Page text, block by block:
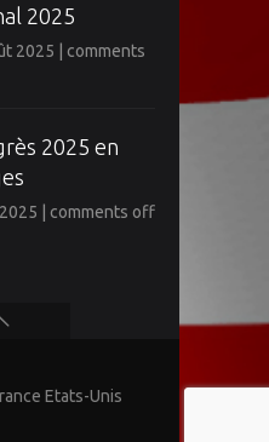
2025
2025
comments
2025 en
comments off
Etats-Unis